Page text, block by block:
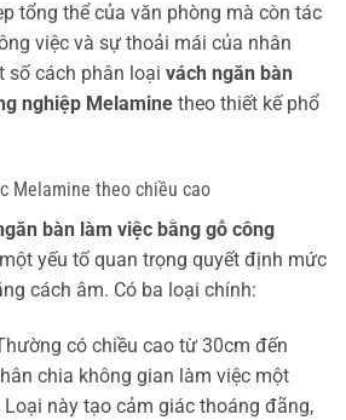
tổng thể của văn phòng mà còn tác
việc và sự thoải mái của nhân
số cách phân loại vách ngăn bàn
nghiệp Melamine theo thiết kế phổ
Melamine theo chiều cao
bàn làm việc bằng gỗ công
một yếu tố quan trọng quyết định mức
cách âm. Có ba loại chính:
có chiều cao từ 30cm đến
chia không gian làm việc một
này tạo cảm giác thoáng đãng,